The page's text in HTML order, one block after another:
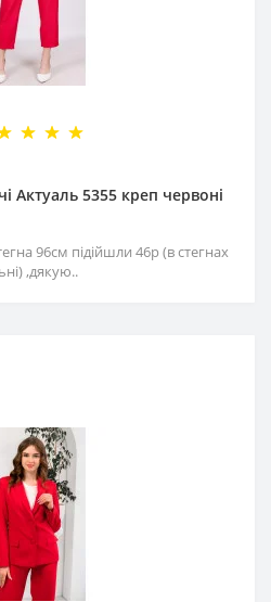
Актуаль 5355 креп червоні
96см підійшли 46р (в стегнах
,дякую..